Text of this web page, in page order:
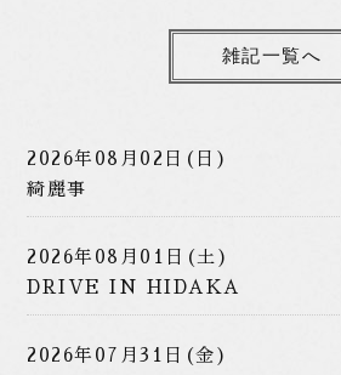
雑記一覧へ
2026年08月02日(日)
綺麗事
2026年08月01日(土)
DRIVE IN HIDAKA
2026年07月31日(金)